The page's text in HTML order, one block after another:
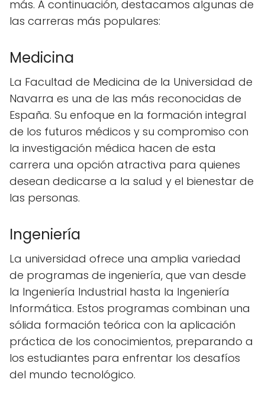
más. A continuación, destacamos algunas de
las carreras más populares:
Medicina
La Facultad de Medicina de la Universidad de
Navarra es una de las más reconocidas de
España. Su enfoque en la formación integral
de los futuros médicos y su compromiso con
la investigación médica hacen de esta
carrera una opción atractiva para quienes
desean dedicarse a la salud y el bienestar de
las personas.
Ingeniería
La universidad ofrece una amplia variedad
de programas de ingeniería, que van desde
la Ingeniería Industrial hasta la Ingeniería
Informática. Estos programas combinan una
sólida formación teórica con la aplicación
práctica de los conocimientos, preparando a
los estudiantes para enfrentar los desafíos
del mundo tecnológico.